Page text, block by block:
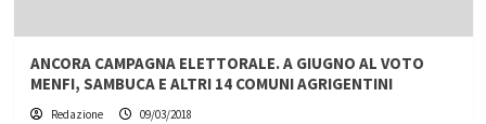
ANCORA CAMPAGNA ELETTORALE. A GIUGNO AL VOTO
MENFI, SAMBUCA E ALTRI 14 COMUNI AGRIGENTINI
Redazione 09/03/2018